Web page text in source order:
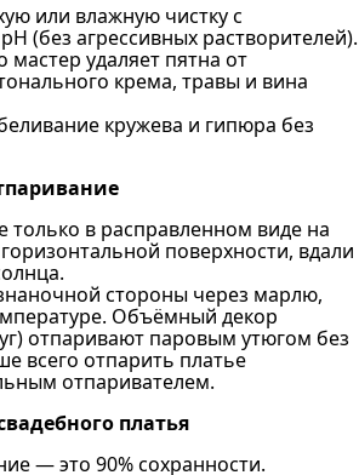
или влажную чистку с
(без агрессивных растворителей).
мастер удаляет пятна от
крема, травы и вина
кружева и гипюра без
только в расправленном виде на
поверхности, вдали
стороны через марлю,
Объёмный декор
отпаривают паровым утюгом без
всего отпарить платье
отпаривателем.
платья
— это 90% сохранности.